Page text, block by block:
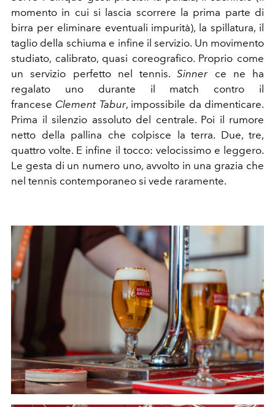
momento in cui si lascia scorrere la prima parte di
birra per eliminare eventuali impurità), la spillatura, il
taglio della schiuma e infine il servizio. Un movimento
studiato, calibrato, quasi coreografico. Proprio come
un servizio perfetto nel tennis.Sinnerce ne ha
regalato uno durante il match contro il
francese Clement Tabur, impossibile da dimenticare.
Prima il silenzio assoluto del centrale. Poi il rumore
netto della pallina che colpisce la terra. Due, tre,
quattro volte. E infine il tocco: velocissimo e leggero.
Le gesta di un numero uno, avvolto in una grazia che
nel tennis contemporaneo si vede raramente.